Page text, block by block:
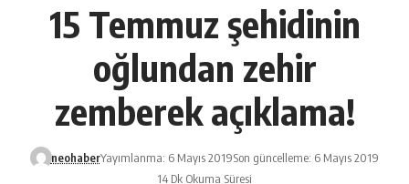
15 Temmuz şehidinin
oğlundan zehir
zemberek açıklama!
neohaberYayımlanma: 6 Mayıs 2019Son güncelleme: 6 Mayıs 2019
14 Dk Okuma Süresi